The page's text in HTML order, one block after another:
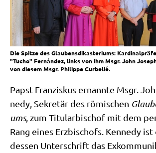
Die Spitze des Glaubensdikasteriums:
"Tucho" Fernández, links von ihm Msgr. John
von diesem Msgr. Philippe Curbelié.
Papst Fran­zis­kus ernann­te Msgr.
ne­dy, Sekre­tär des römi­schen
ums, zum Titu­lar­bi­schof mit dem
Rang eines Erz­bi­schofs. Ken­ne­dy ist
des­sen Unter­schrift das